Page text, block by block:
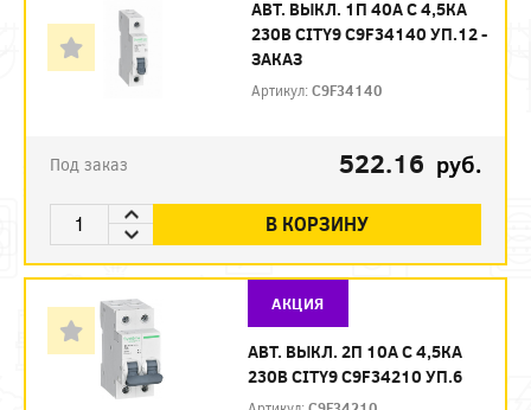
АВТ. ВЫКЛ. 1П 40А С 4,5КА
230В CITY9 C9F34140 УП.12 -
ЗАКАЗ
Артикул:C9F34140
Под заказ 522.16 руб.
В КОРЗИНУ
АКЦИЯ
АВТ. ВЫКЛ. 2П 10А С 4,5КА
230В CITY9 C9F34210 УП.6